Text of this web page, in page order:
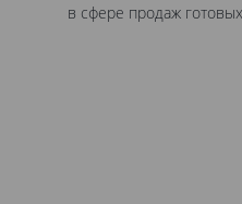
в сфере продаж